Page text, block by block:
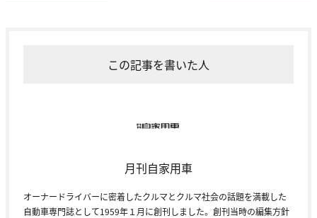
この記事を書いた人
月刊自家用車
オーナードライバーに密着したクルマとクルマ社会の話題を満載した
自動車専門誌として1959年１月に創刊しました。創刊当時の編集方針